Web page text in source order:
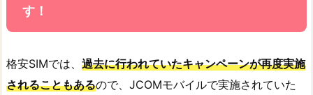
す！
格安SIMでは、 過去に行われていたキャンペーンが再度実施
されることもあるので、JCOMモバイルで実施されていた